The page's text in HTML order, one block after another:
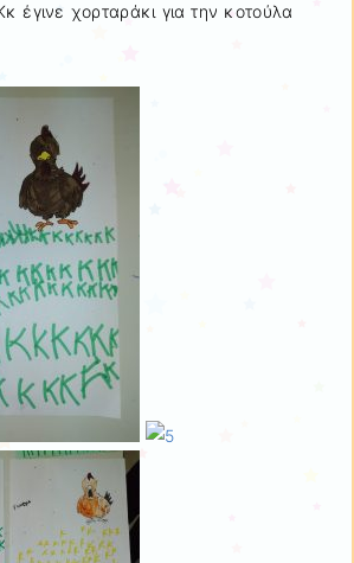
έγινε χορταράκι για την κοτούλα